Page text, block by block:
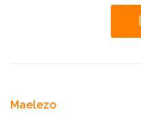
Maelezo